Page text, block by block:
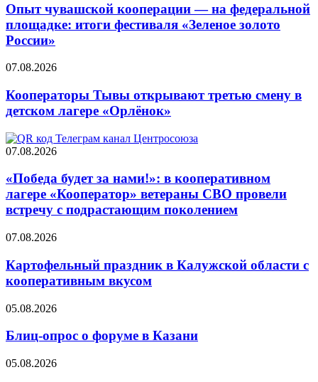
Опыт чувашской кооперации — на федеральной
площадке: итоги фестиваля «Зеленое золото
России»
07.08.2026
Кооператоры Тывы открывают третью смену в
детском лагере «Орлёнок»
07.08.2026
«Победа будет за нами!»: в кооперативном
лагере «Кооператор» ветераны СВО провели
встречу с подрастающим поколением
07.08.2026
Картофельный праздник в Калужской области с
кооперативным вкусом
05.08.2026
Блиц-опрос о форуме в Казани
05.08.2026